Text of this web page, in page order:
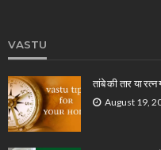
VASTU
तांबे की तार या
August 19,